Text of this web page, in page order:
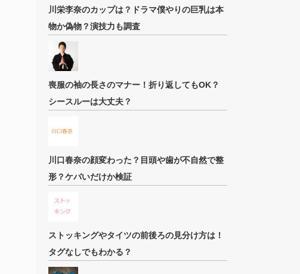
川栄李奈のカップは？ドラマ僕やりの巨乳は本
物か偽物？演技力も調査
喪服の袖の長さのマナー！折り返してもOK？
シースルーは大丈夫？
川口春奈の顔変わった？目頭や歯が不自然で整
形？ケバいだけか検証
ストッキングやタイツの前後ろの見分け方は！
タグなしでもわかる？